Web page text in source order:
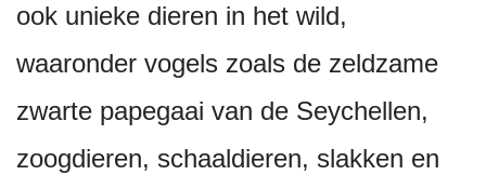
ook unieke dieren in het wild,
waaronder vogels zoals de zeldzame
zwarte papegaai van de Seychellen,
zoogdieren, schaaldieren, slakken en